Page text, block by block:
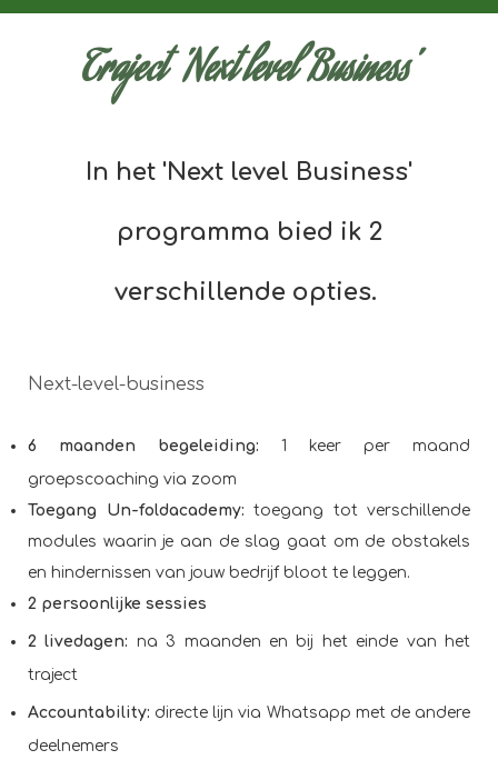
Traject 'Next level Business'
In het 'Next level Business'
programma bied ik 2
verschillende opties.
Next-level-business
6 maanden begeleiding: 1 keer per maand
groepscoaching via zoom
Toegang Un-foldacademy: toegang tot verschillende
modules waarin je aan de slag gaat om de obstakels
en hindernissen van jouw bedrijf bloot te leggen.
2 persoonlijke sessies
2 livedagen: na 3 maanden en bij het einde van het
traject
Accountability: directe lijn via Whatsapp met de andere
deelnemers